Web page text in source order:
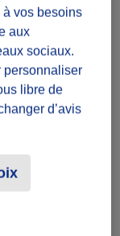
à vos besoins
aux
sociaux.
personnaliser
libre de
d’avis